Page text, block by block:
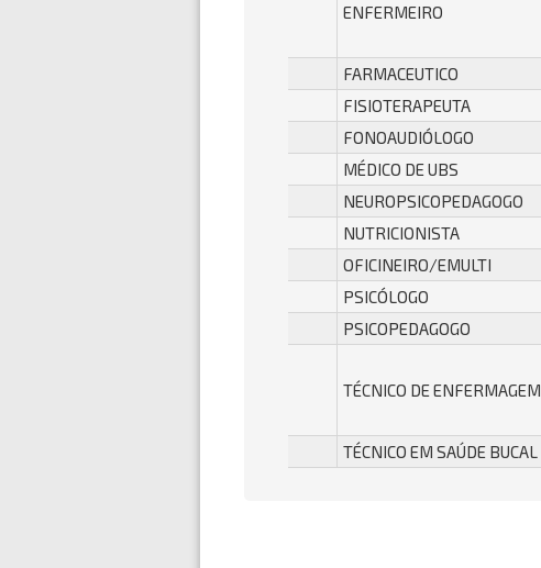
ENFERMEIRO
FARMACEUTICO
FISIOTERAPEUTA
FONOAUDIÓLOGO
MÉDICO DE UBS
NEUROPSICOPEDAGOGO
NUTRICIONISTA
OFICINEIRO/EMULTI
PSICÓLOGO
PSICOPEDAGOGO
TÉCNICO DE ENFERMAGEM
TÉCNICO EM SAÚDE BUCAL